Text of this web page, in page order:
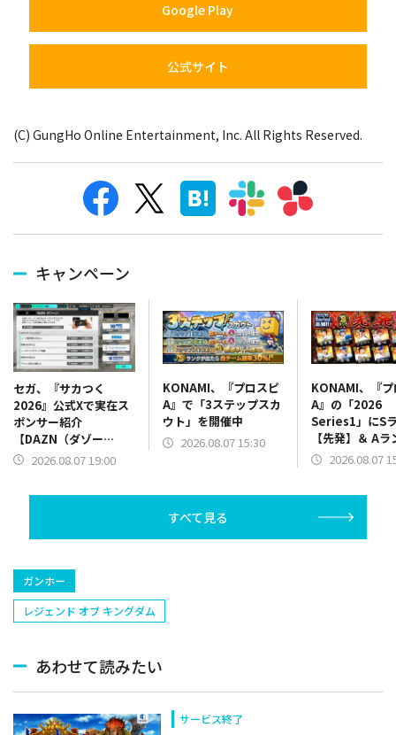
Google Play
公式サイト
(C) GungHo Online Entertainment, Inc. All Rights Reserved.
キャンペーン
セガ、『サカつく
2026』公式Xで実在ス
ポンサー紹介
【DAZN（ダゾー
ン）】篇をポスト
2026.08.07 19:00
KONAMI、『プロスピ
A』で「3ステップスカ
ウト」を開催中
2026.08.07 15:30
KONAMI、『
A』の「2026
Series1」にS
【先発】＆ Aラ
【野手】新登
塁手)、持丸泰
捕手)など
2026.08.07
すべて見る
ガンホー
レジェンド オブ キングダム
あわせて読みたい
サービス終了